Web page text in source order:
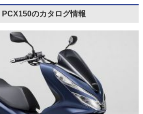
のカタログ情報